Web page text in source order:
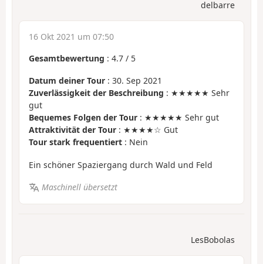
delbarre
16 Okt 2021 um 07:50
Gesamtbewertung : 4.7 / 5
Datum deiner Tour : 30. Sep 2021
Zuverlässigkeit der Beschreibung : ★★★★★ Sehr
gut
Bequemes Folgen der Tour : ★★★★★ Sehr gut
Attraktivität der Tour : ★★★★☆ Gut
Tour stark frequentiert : Nein
Ein schöner Spaziergang durch Wald und Feld
Maschinell übersetzt
LesBobolas